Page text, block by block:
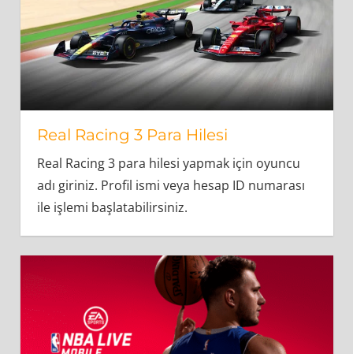
Real Racing 3 Para Hilesi
Real Racing 3 para hilesi yapmak için oyuncu
adı giriniz. Profil ismi veya hesap ID numarası
ile işlemi başlatabilirsiniz.